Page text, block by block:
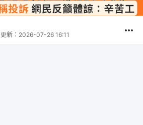
更新： 2026-07-26 16:11